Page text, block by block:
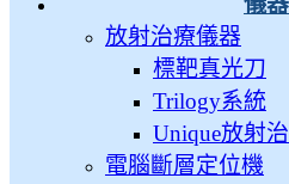
放射治療儀器
標靶真光刀
Trilogy系統
Unique放射
電腦斷層定位機